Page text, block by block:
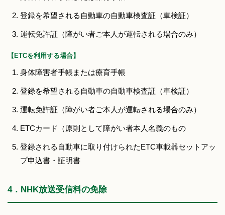
登録を希望される自動車の自動車検査証（車検証）
運転免許証（障がい者ご本人が運転される場合のみ）
【ETCを利用する場合】
身体障害者手帳または療育手帳
登録を希望される自動車の自動車検査証（車検証）
運転免許証（障がい者ご本人が運転される場合のみ）
ETCカード（原則として障がい者本人名義のもの
登録される自動車に取り付けられたETC車載器セットアッ
プ申込書・証明書
4．NHK放送受信料の免除